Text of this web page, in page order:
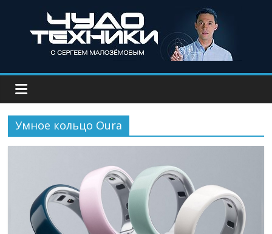
Умное кольцо Oura